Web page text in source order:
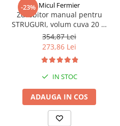
-23% Micul Fermier
Zdrobitor manual pentru
STRUGURI, volum cuva 20 L,
productie 350 kg/h
354,87 Lei
273,86 Lei
IN STOC
ADAUGA IN COS